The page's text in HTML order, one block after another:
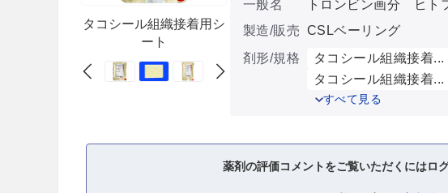
タコシール組織接着用シ
ート
一般名
トロンビン画分 ヒト
製造/販売 CSLベーリング
剤形/規格
タコシール組織接着...
タコシール組織接着...
すべて見る
薬剤の評価コメントをご覧いただくにはロ